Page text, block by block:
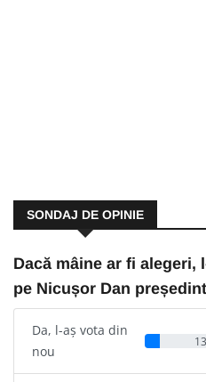
SONDAJ DE OPINIE
Dacă mâine ar fi alegeri,
pe Nicușor Dan
Da, l-aș vota din
nou